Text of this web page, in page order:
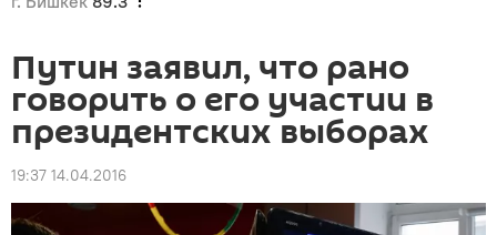
Путин заявил, что рано
говорить о его участии в
президентских выборах
19:37 14.04.2016